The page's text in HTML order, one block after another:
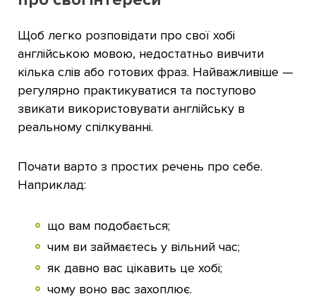
Щоб легко розповідати про свої хобі
англійською мовою, недостатньо вивчити
кілька слів або готових фраз. Найважливіше —
регулярно практикуватися та поступово
звикати використовувати англійську в
реальному спілкуванні.
Почати варто з простих речень про себе.
Наприклад:
що вам подобається;
чим ви займаєтесь у вільний час;
як давно вас цікавить це хобі;
чому воно вас захоплює.